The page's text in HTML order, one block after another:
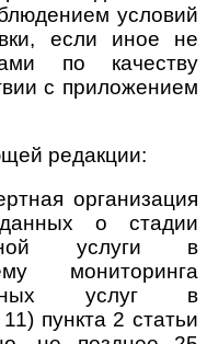
условий
если иное не
по качеству
с приложением
редакции:
организация
данных о стадии
услуги в
мониторинга
услуг в
пункта 2 статьи